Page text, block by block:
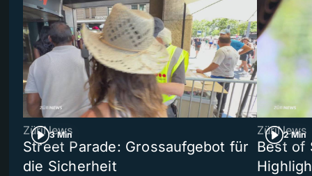
3 Min
ZüriNews
Street Parade: Grossaufgebot für
die Sicherheit
2 Min
ZüriNews
Best of